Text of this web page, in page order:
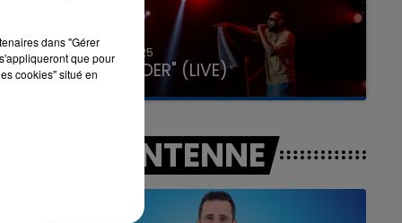
31 janvier 2025
GIMS "SPIDER" (LIVE)
A L'ANTENNE
dans "Gérer
que pour
cookies" situé en